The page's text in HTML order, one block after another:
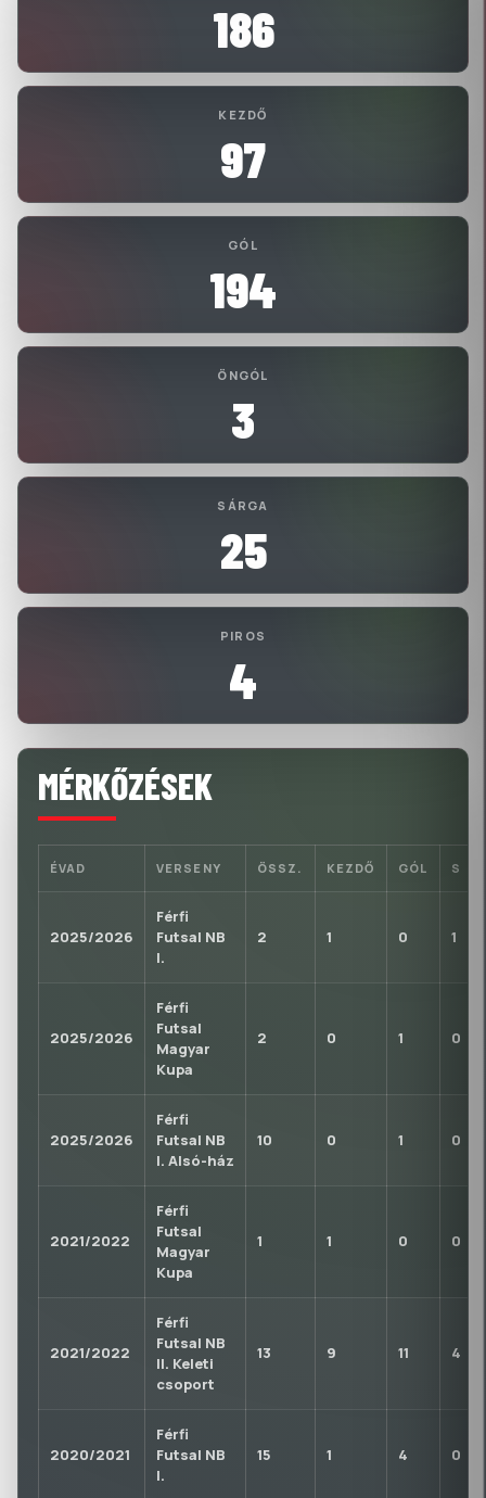
186
KEZDŐ
97
GÓL
194
ÖNGÓL
3
SÁRGA
25
PIROS
4
MÉRKŐZÉSEK
ÉVAD VERSENY ÖSSZ. KEZDŐ GÓL S
2025/2026
Férfi
Futsal NB
I.
2 1 0 1
2025/2026
Férfi
Futsal
Magyar
Kupa
2 0 1 0
2025/2026
Férfi
Futsal NB
I. Alsó-ház
10 0 1 0
2021/2022
Férfi
Futsal
Magyar
Kupa
1 1 0 0
2021/2022
Férfi
Futsal NB
II. Keleti
csoport
13 9 11 4
2020/2021
Férfi
Futsal NB
I.
15 1 4 0